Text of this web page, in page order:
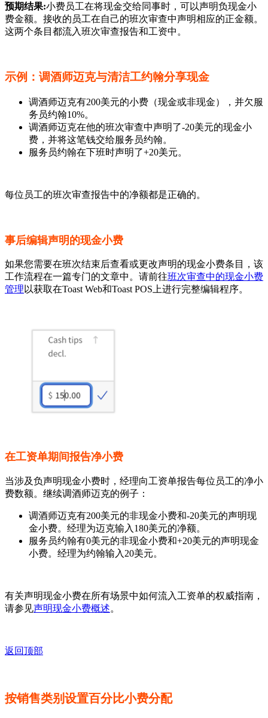
预期结果:小费员工在将现金交给同事时，可以声明负现金小
费金额。接收的员工在自己的班次审查中声明相应的正金额。
这两个条目都流入班次审查报告和工资中。
示例：调酒师迈克与清洁工约翰分享现金
调酒师迈克有200美元的小费（现金或非现金），并欠服
务员约翰10%。
调酒师迈克在他的班次审查中声明了-20美元的现金小
费，并将这笔钱交给服务员约翰。
服务员约翰在下班时声明了+20美元。
每位员工的班次审查报告中的净额都是正确的。
事后编辑声明的现金小费
如果您需要在班次结束后查看或更改声明的现金小费条目，该
工作流程在一篇专门的文章中。请前往班次审查中的现金小费
管理 以获取在Toast Web和Toast POS上进行完整编辑程序。
在工资单期间报告净小费
当涉及负声明现金小费时，经理向工资单报告每位员工的净小
费数额。继续调酒师迈克的例子：
调酒师迈克有200美元的非现金小费和-20美元的声明现
金小费。经理为迈克输入180美元的净额。
服务员约翰有0美元的非现金小费和+20美元的声明现金
小费。经理为约翰输入20美元。
有关声明现金小费在所有场景中如何流入工资单的权威指南，
请参见声明现金小费概述。
返回顶部
按销售类别设置百分比小费分配